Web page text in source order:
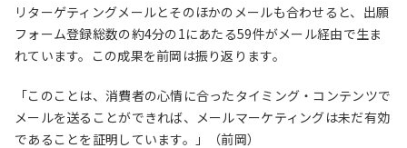
リターゲティングメールとそのほかのメールも合わせると、出願
フォーム登録総数の約4分の1にあたる59件がメール経由で生ま
れています。この成果を前岡は振り返ります。
「このことは、消費者の心情に合ったタイミング・コンテンツで
メールを送ることができれば、メールマーケティングは未だ有効
であることを証明しています。」（前岡）